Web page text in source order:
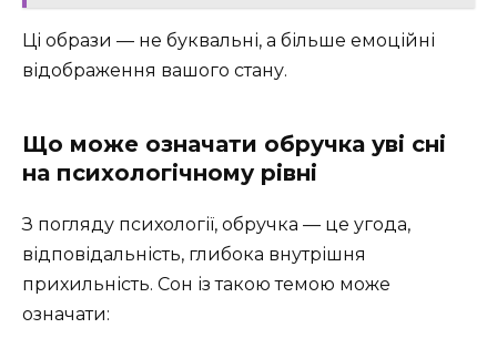
Ці образи — не буквальні, а більше емоційні
відображення вашого стану.
Що може означати обручка уві сні
на психологічному рівні
З погляду психології, обручка — це угода,
відповідальність, глибока внутрішня
прихильність. Сон із такою темою може
означати: